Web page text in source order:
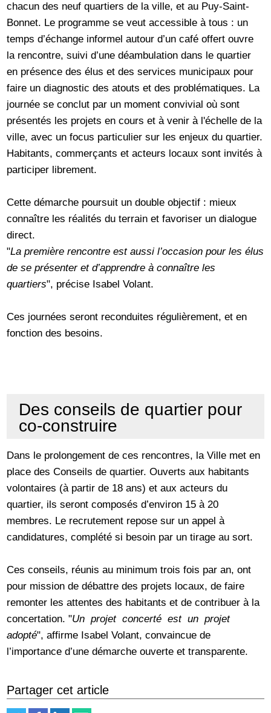
chacun des neuf quartiers de la ville, et au Puy-Saint-
Bonnet. Le programme se veut accessible à tous : un
temps d’échange informel autour d’un café offert ouvre
la rencontre, suivi d’une déambulation dans le quartier
en présence des élus et des services municipaux pour
faire un diagnostic des atouts et des problématiques. La
journée se conclut par un moment convivial où sont
présentés les projets en cours et à venir à l'échelle de la
ville, avec un focus particulier sur les enjeux du quartier.
Habitants, commerçants et acteurs locaux sont invités à
participer librement.
Cette démarche poursuit un double objectif : mieux
connaître les réalités du terrain et favoriser un dialogue
direct.
"La première rencontre est aussi l’occasion pour les élus
de se présenter et d’apprendre à connaître les
quartiers", précise Isabel Volant.
Ces journées seront reconduites régulièrement, et en
fonction des besoins.
Des conseils de quartier pour
co-construire
Dans le prolongement de ces rencontres, la Ville met en
place des Conseils de quartier. Ouverts aux habitants
volontaires (à partir de 18 ans) et aux acteurs du
quartier, ils seront composés d’environ 15 à 20
membres. Le recrutement repose sur un appel à
candidatures, complété si besoin par un tirage au sort.
Ces conseils, réunis au minimum trois fois par an, ont
pour mission de débattre des projets locaux, de faire
remonter les attentes des habitants et de contribuer à la
concertation. "Un projet concerté est un projet
adopté", affirme Isabel Volant, convaincue de
l’importance d’une démarche ouverte et transparente.
Partager cet article